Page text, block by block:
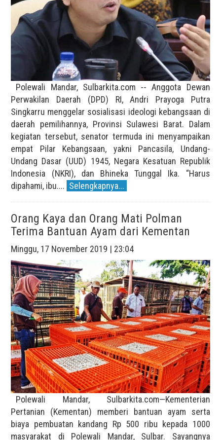
Polewali Mandar, Sulbarkita.com -- Anggota Dewan
Perwakilan Daerah (DPD) RI, Andri Prayoga Putra
Singkarru menggelar sosialisasi ideologi kebangsaan di
daerah pemilihannya, Provinsi Sulawesi Barat. Dalam
kegiatan tersebut, senator termuda ini menyampaikan
empat Pilar Kebangsaan, yakni Pancasila, Undang-
Undang Dasar (UUD) 1945, Negara Kesatuan Republik
Indonesia (NKRI), dan Bhineka Tunggal Ika. “Harus
dipahami, ibu.... Selengkapnya...
Orang Kaya dan Orang Mati Polman
Terima Bantuan Ayam dari Kementan
Minggu, 17 November 2019 | 23:04
Polewali Mandar, Sulbarkita.com—Kementerian
Pertanian (Kementan) memberi bantuan ayam serta
biaya pembuatan kandang Rp 500 ribu kepada 1000
masyarakat di Polewali Mandar, Sulbar. Sayangnya